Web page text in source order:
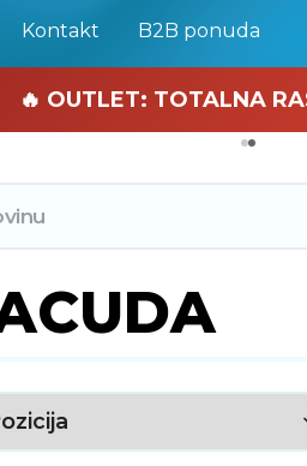
Kontakt B2B ponuda
🏄 Zaslužuješ
🔥 OUTLET: TOTALNA